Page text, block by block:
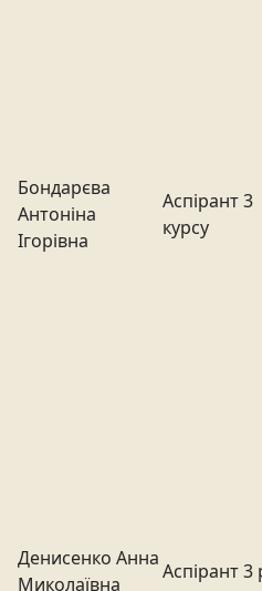
Бондарєва
Антоніна
Ігорівна
Аспірант 3
курсу
Денисенко Анна
Миколаївна
Аспірант 3